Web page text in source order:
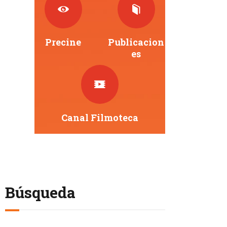
Precine
Publicacion
Es
Canal Filmoteca
Búsqueda